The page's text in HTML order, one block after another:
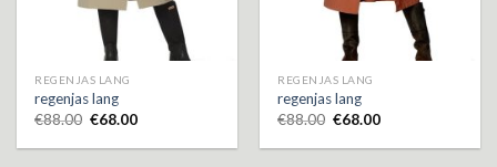
REGENJAS LANG
regenjas lang
€88.00 €68.00
REGENJAS LANG
regenjas lang
€88.00 €68.00